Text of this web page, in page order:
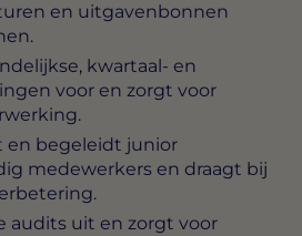
en uitgavenbonnen
kwartaal- en
voor en zorgt voor
en begeleidt junior
medewerkers en draagt bij
audits uit en zorgt voor